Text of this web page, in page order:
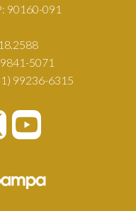
90160-091
5071
99236-6315